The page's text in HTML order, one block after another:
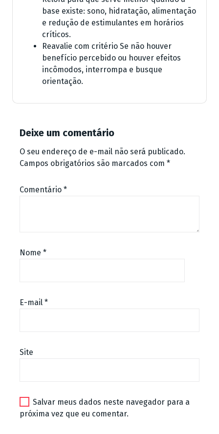
base existe: sono, hidratação, alimentação
e redução de estimulantes em horários
críticos.
Reavalie com critério Se não houver
benefício percebido ou houver efeitos
incômodos, interrompa e busque
orientação.
Deixe um comentário
O seu endereço de e-mail não será publicado.
Campos obrigatórios são marcados com *
Comentário *
Nome *
E-mail *
Site
Salvar meus dados neste navegador para a
próxima vez que eu comentar.